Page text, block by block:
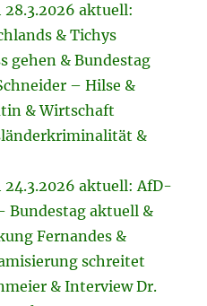
28.3.2026 aktuell:
& Tichys
gehen & Bundestag
– Hilse &
& Wirtschaft
&
24.3.2026 aktuell: AfD-
Bundestag aktuell &
Fernandes &
schreitet
& Interview Dr.